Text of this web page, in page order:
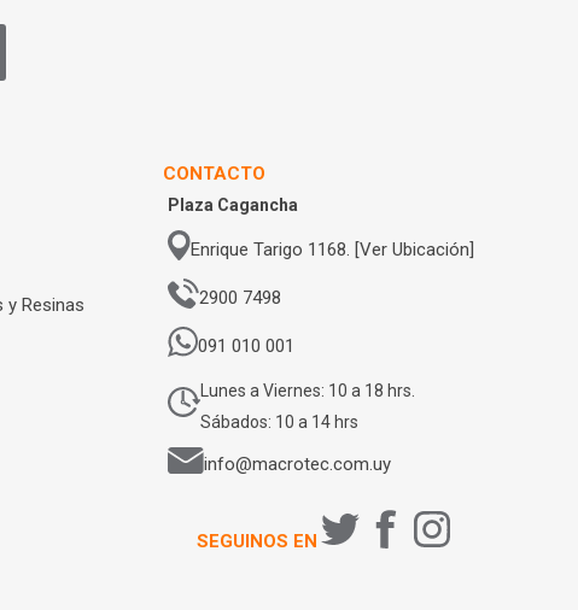
y Resinas
CONTACTO
Plaza Cagancha
Enrique Tarigo 1168. [Ver Ubicación]
2900 7498
091 010 001
Lunes a Viernes: 10 a 18 hrs.
Sábados: 10 a 14 hrs
info@macrotec.com.uy
SEGUINOS EN